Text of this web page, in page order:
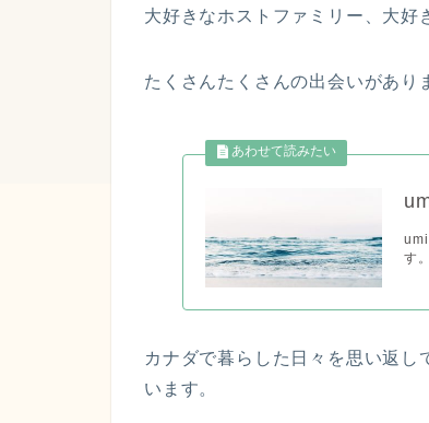
大好きなホストファミリー、大好
たくさんたくさんの出会いがあり
す
カナダで暮らした日々を思い返
います。